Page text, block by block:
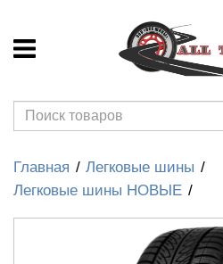
Главная
Легковые шины
Легковые шины НОВЫЕ